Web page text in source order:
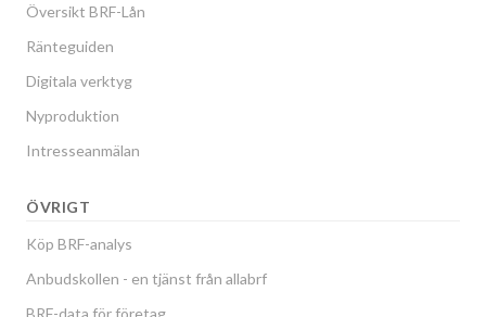
Översikt BRF-Lån
Ränteguiden
Digitala verktyg
Nyproduktion
Intresseanmälan
ÖVRIGT
Köp BRF-analys
Anbudskollen - en tjänst från allabrf
BRF-data för företag